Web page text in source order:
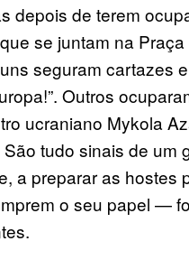
depois de terem
se juntam na
seguram cartazes
Outros
ucraniano Mykola
tudo sinais de um
a preparar as hostes
o seu papel —